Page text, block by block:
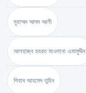
মুহাম্মদ আদম আলী
আলহাজ্ব হযরত মাওলানা এমামুদ্দীন
শিহাব আহমেদ তুহিন